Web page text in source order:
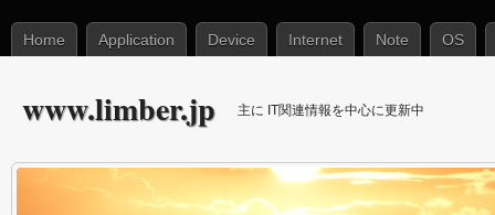
Home Application Device Internet Note OS
www.limber.jp 主に IT関連情報を中心に更新中